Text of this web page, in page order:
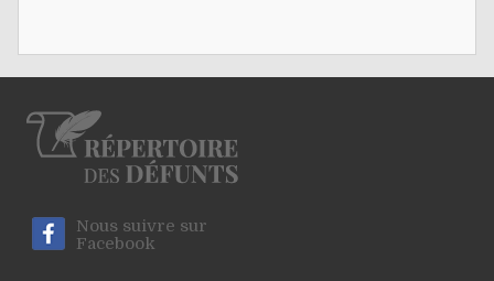
Nous suivre sur
Facebook